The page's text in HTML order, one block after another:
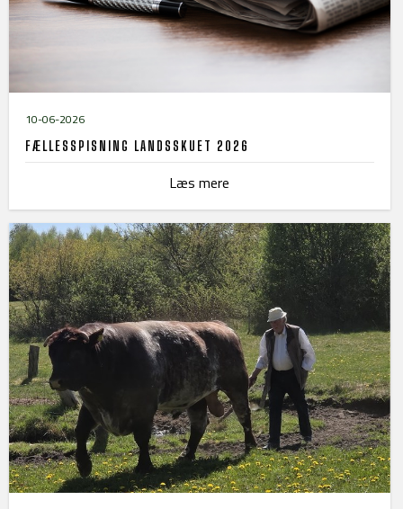
10-06-2026
FÆLLESSPISNING LANDSSKUET 2026
Læs mere